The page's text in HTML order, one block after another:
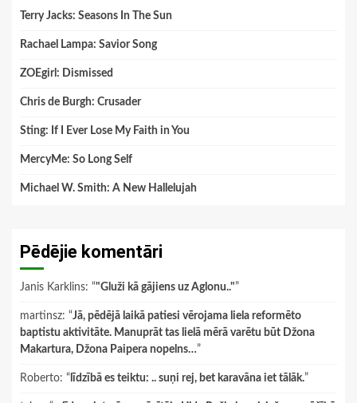
Terry Jacks: Seasons In The Sun
Rachael Lampa: Savior Song
ZOEgirl: Dismissed
Chris de Burgh: Crusader
Sting: If I Ever Lose My Faith in You
MercyMe: So Long Self
Michael W. Smith: A New Hallelujah
Pēdējie komentāri
Janis Karklins: “"Gluži kā gājiens uz Aglonu.."”
martinsz: “Jā, pēdējā laikā patiesi vērojama liela reformēto
baptistu aktivitāte. Manuprāt tas lielā mērā varētu būt Džona
Makartura, Džona Paipera nopelns…”
Roberto: “ līdzībā es teiktu: .. suņi rej, bet karavāna iet tālāk.”